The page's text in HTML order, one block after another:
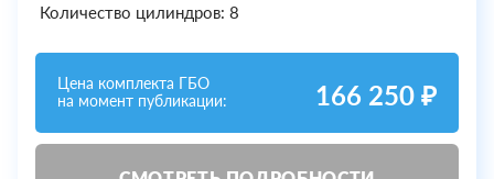
Количество цилиндров: 8
Цена комплекта ГБО
на момент публикации:
166 250 ₽